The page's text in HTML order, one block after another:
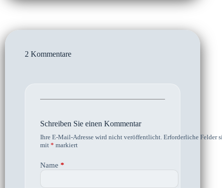
2 Kommentare
Schreiben Sie einen Kommentar
Ihre E-Mail-Adresse wird nicht veröffentlicht. Erforderliche Felder
mit * markiert
Name *